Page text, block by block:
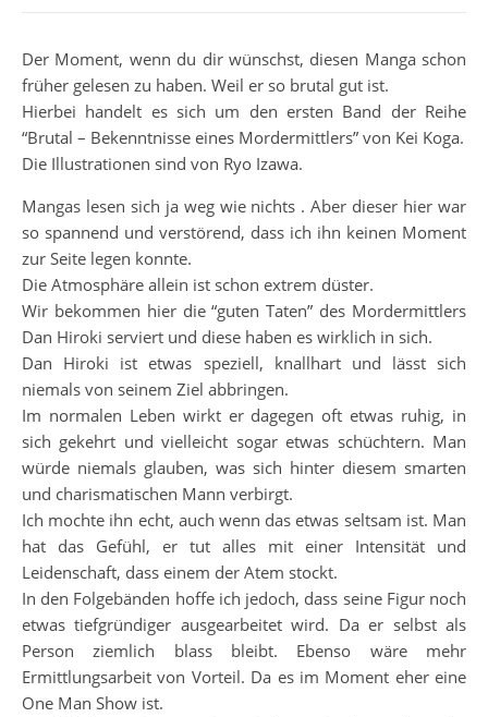
Der Moment, wenn du dir wünschst, diesen Manga schon
früher gelesen zu haben. Weil er so brutal gut ist.
Hierbei handelt es sich um den ersten Band der Reihe
“Brutal – Bekenntnisse eines Mordermittlers” von Kei Koga.
Die Illustrationen sind von Ryo Izawa.
Mangas lesen sich ja weg wie nichts . Aber dieser hier war
so spannend und verstörend, dass ich ihn keinen Moment
zur Seite legen konnte.
Die Atmosphäre allein ist schon extrem düster.
Wir bekommen hier die “guten Taten” des Mordermittlers
Dan Hiroki serviert und diese haben es wirklich in sich.
Dan Hiroki ist etwas speziell, knallhart und lässt sich
niemals von seinem Ziel abbringen.
Im normalen Leben wirkt er dagegen oft etwas ruhig, in
sich gekehrt und vielleicht sogar etwas schüchtern. Man
würde niemals glauben, was sich hinter diesem smarten
und charismatischen Mann verbirgt.
Ich mochte ihn echt, auch wenn das etwas seltsam ist. Man
hat das Gefühl, er tut alles mit einer Intensität und
Leidenschaft, dass einem der Atem stockt.
In den Folgebänden hoffe ich jedoch, dass seine Figur noch
etwas tiefgründiger ausgearbeitet wird. Da er selbst als
Person ziemlich blass bleibt. Ebenso wäre mehr
Ermittlungsarbeit von Vorteil. Da es im Moment eher eine
One Man Show ist.